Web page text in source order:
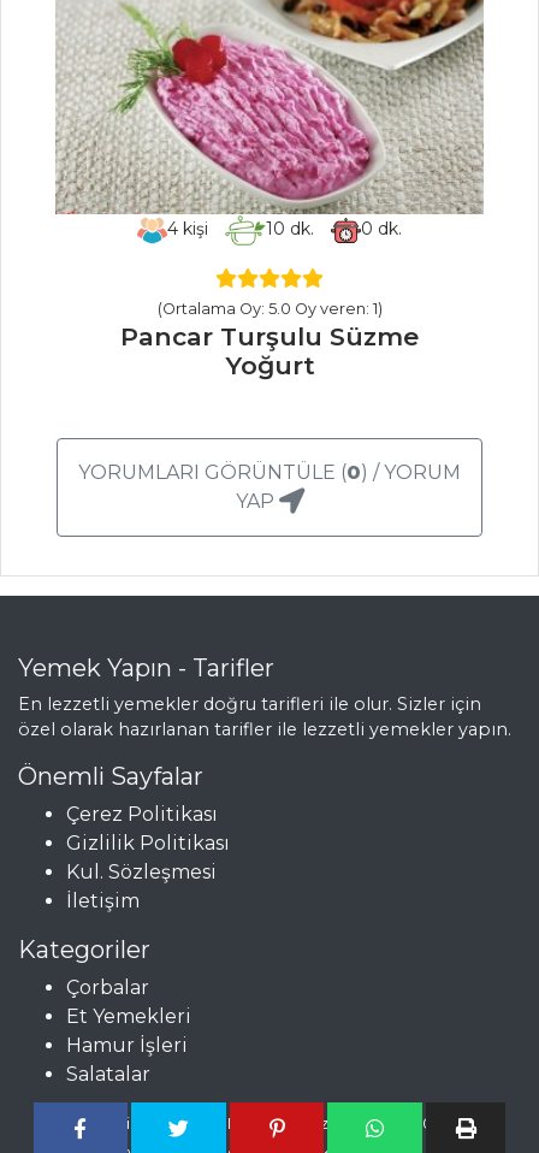
Tüm Tarifleri
SALATALAR
Bulgur Salatası
Taze Rezeneli
Kereviz Salatası
KABUKLU VE ÇAM
FISTIKLI ENGİNAR
Mercimek Çorbası
Kremalı
Karnabahar Çorbası
Çorbalar Tüm
Tarifleri
MEZELER
Şakşuka
Çerkez Tavuğu
Zeytinli Patates
Mezeler Tüm
4kişi 10 dk. 0 dk.
(Ortalama Oy: 5.0 Oy veren: 1)
Pancar Turşulu Süzme
Yoğurt
YORUMLARI GÖRÜNTÜLE (0) / YORUM
YAP
Yemek Yapın - Tarifler
En lezzetli yemekler doğru tarifleri ile olur. Sizler için
özel olarak hazırlanan tarifler ile lezzetli yemekler yapın.
Önemli Sayfalar
Çerez Politikası
Gizlilik Politikası
Kul. Sözleşmesi
İletişim
Kategoriler
Çorbalar
Et Yemekleri
Hamur İşleri
Salatalar
Copyright © Pratik, Nefis ve Lezzetli Tarifler 2024 -